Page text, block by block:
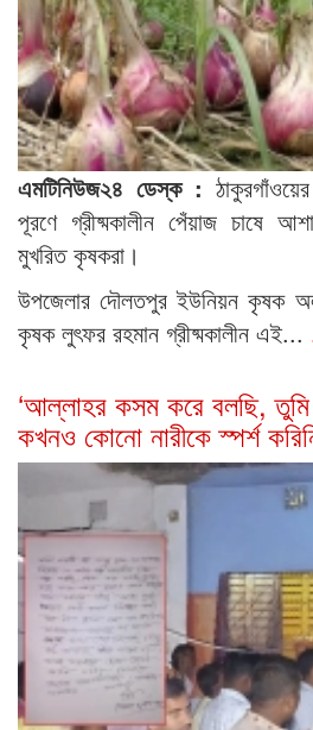
এমটিনিউজ২৪ ডেস্ক :
পূরণে গ্রীষ্মকালীন পেঁয়াজ চাষে
মুখরিত কৃষকরা।
উপজেলার দৌলতপুর ইউনিয়ন কৃষক
কৃষক লুৎফর রহমান গ্রীষ্মকালীন এই...
‘আল্লাহর কসম করে বলছি,
কখনও কোনো নারীকে স্পর্শ